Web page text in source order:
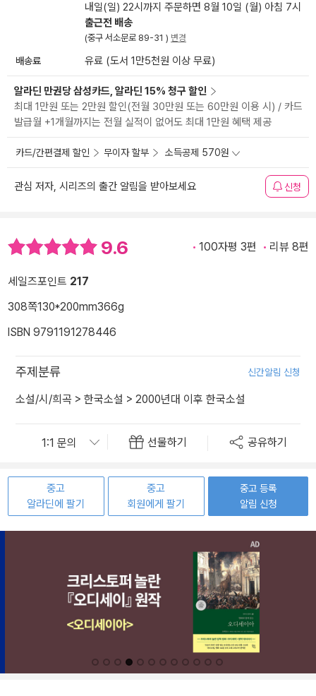
내일(일) 22시까지 주문하면 8월 10일 (월) 아침 7시
출근전 배송
(중구 서소문로 89-31 ) 변경
배송료 유료 (도서 1만5천원 이상 무료)
알라딘 만권당 삼성카드, 알라딘 15% 청구 할인
최대 1만원 또는 2만원 할인(전월 30만원 또는 60만원 이용 시) / 카드
발급월 +1개월까지는 전월 실적이 없어도 최대 1만원 혜택 제공
카드/간편결제 할인 무이자 할부 소득공제 570원
관심 저자, 시리즈의 출간 알림을 받아보세요 신청
9.6 100자평 3편 리뷰 8편
세일즈포인트 217
308쪽130*200mm366g
ISBN 9791191278446
주제분류 신간알림 신청
소설/시/희곡 > 한국소설 > 2000년대 이후 한국소설
선물하기 공유하기
중고
알라딘에 팔기
중고
회원에게 팔기
중고 등록
알림 신청